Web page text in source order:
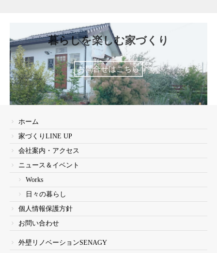
暮らしを楽しむ家づくり
お問合せはこちら
ホーム
家づくりLINE UP
会社案内・アクセス
ニュース＆イベント
Works
日々の暮らし
個人情報保護方針
お問い合わせ
外壁リノベーションSENAGY